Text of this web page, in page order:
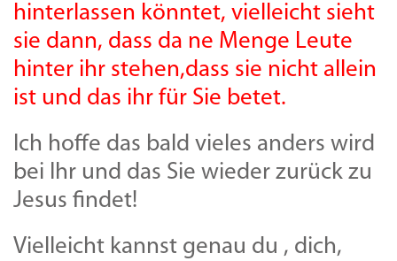
hinterlassen könntet, vielleicht sieht
sie dann, dass da ne Menge Leute
hinter ihr stehen,dass sie nicht allein
ist und das ihr für Sie betet.
Ich hoffe das bald vieles anders wird
bei Ihr und das Sie wieder zurück zu
Jesus findet!
Vielleicht kannst genau du , dich,